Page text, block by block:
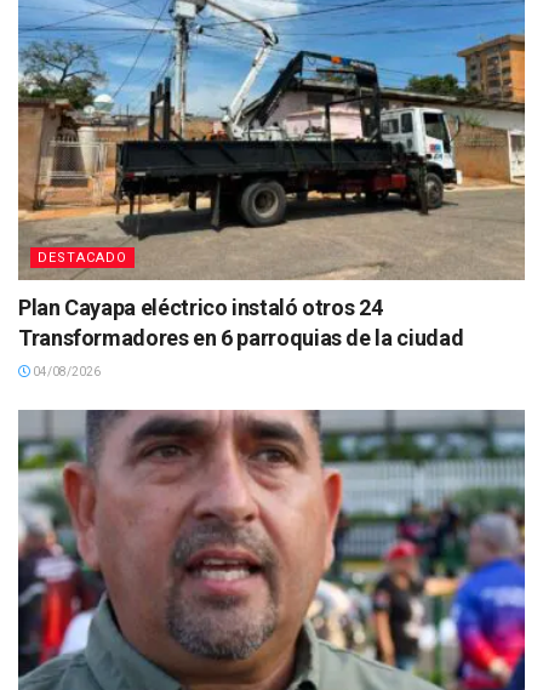
DESTACADO
Plan Cayapa eléctrico instaló otros 24
Transformadores en 6 parroquias de la ciudad
04/08/2026